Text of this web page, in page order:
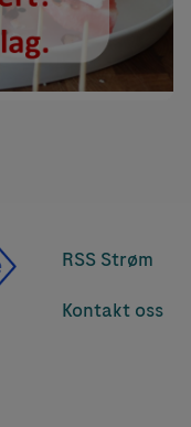
RSS Strøm
Kontakt oss